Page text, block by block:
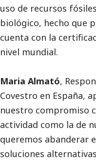
uso de recursos
biológico, hecho que
cuenta con la
nivel mundial.
Maria Almató,
Covestro en España,
nuestro compromiso
actividad como la de
queremos abanderar
soluciones